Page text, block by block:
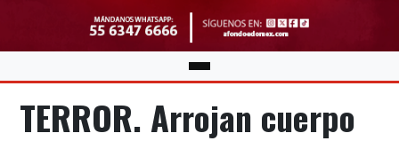
TERROR. Arrojan cuerpo